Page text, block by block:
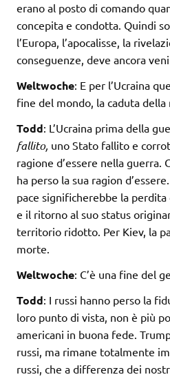
erano al posto di comando
concepita e condotta. Quindi
l’Europa, l’apocalisse, la
conseguenze, deve ancora
Weltwoche: E per l’Ucraina
fine del mondo, la caduta della
Todd: L’Ucraina prima della
fallito, uno Stato fallito e
ragione d’essere nella guerra.
ha perso la sua ragion
pace significherebbe la
e il ritorno al suo status
territorio ridotto. Per Kiev, la
morte.
Weltwoche: C’è una fine del
Todd: I russi hanno perso la
loro punto di vista, non è più
americani in buona fede.
russi, ma rimane totalmente
russi, che a differenza dei